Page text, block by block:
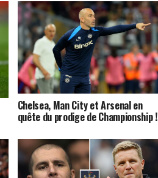
Chelsea, Man City et Arsenal en
quête du prodige de Championship !